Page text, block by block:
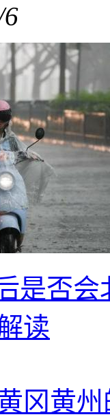
是否
读
冈黄